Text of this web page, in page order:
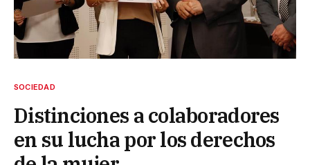
SOCIEDAD
Distinciones a colaboradores
en su lucha por los derechos